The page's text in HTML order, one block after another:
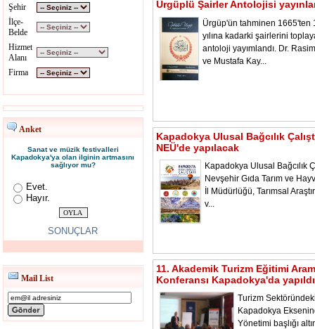
Şehir
İlçe-
Belde
Hizmet
Alanı
Firma
Anket
Sanat ve müzik festivalleri
Kapadokya'ya olan ilginin artmasını
sağlıyor mu?
Evet.
Hayır.
SONUÇLAR
Mail List
Ürgüplü Şairler Antolojisi
Ürgüp'ün tahminen 1665'ten
yılına kadarki şairlerini
antoloji yayımlandı. Dr.
ve Mustafa Kay...
Kapadokya Ulusal Bağcılık
NEÜ'de yapılacak
Kapadokya Ulusal Bağcılık
Nevşehir Gıda Tarım ve
İl Müdürlüğü, Tarımsal
v...
11. Akademik Turizm Eğitimi
Konferansı Kapadokya'da yapıldı
Turizm
Kapadokya
Yönetimi başlığı